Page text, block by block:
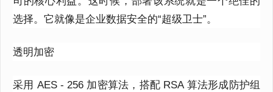
选择。它就像是企业数据安全的“超级卫士”。
透明加密
采用 AES - 256 加密算法，搭配 RSA 算法形成防护组